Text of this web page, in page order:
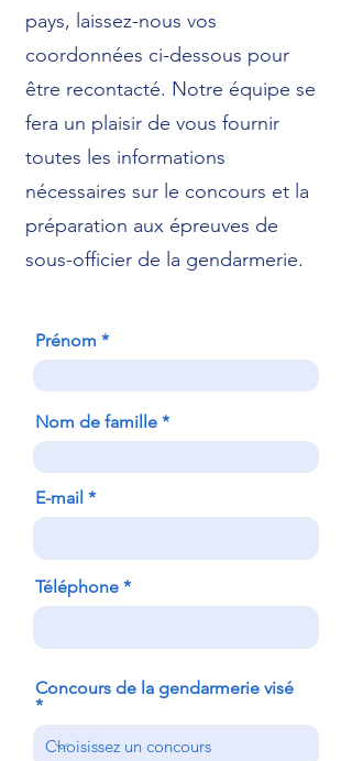
pays, laissez-nous vos
coordonnées ci-dessous pour
être recontacté. Notre équipe se
fera un plaisir de vous fournir
toutes les informations
nécessaires sur le concours et la
préparation aux épreuves de
sous-officier de la gendarmerie.
Prénom
Nom de famille
E-mail
Téléphone
Concours de la gendarmerie visé